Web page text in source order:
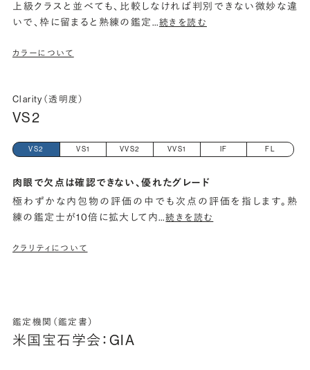
上級クラスと並べても、比較しなければ判別できない微妙な違
いで、枠に留まると熟練の鑑定…続きを読む
カラーについて
Clarity（透明度）
VS2
VS2 VS1 VVS2 VVS1 IF FL
肉眼で欠点は確認できない、優れたグレード
極わずかな内包物の評価の中でも次点の評価を指します。熟
練の鑑定士が10倍に拡大して内…続きを読む
クラリティについて
鑑定機関（鑑定書）
米国宝石学会：GIA